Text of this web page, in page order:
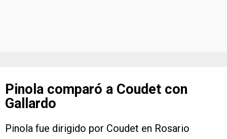
Pinola comparó a Coudet con
Gallardo
Pinola fue dirigido por Coudet en Rosario